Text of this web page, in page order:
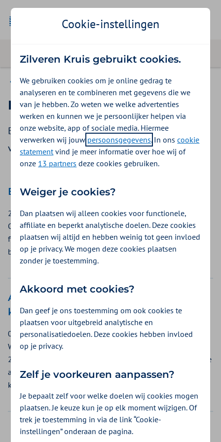
Uw zorgsoort
Nieuws
Bekijk het laatste nieuws voor aanbieders
van zintuiglijk gehandicaptenzorg.
Betaaltekst FBTO verandert
28-05-2026
Op 29 mei 2026 stappen we deels over op een vernieuwd
financieel systeem. We leggen graag uit wat dit voor u
betekent.
Aanpassing Stoppen met Roken bij
ketenzorg
02-04-2026
We informeren u over een aanpassing in het inkoopbeleid
2026 Stoppen met Roken. De tekst is verduidelijkt, omdat de
aanspraak is uitgebreid naar maximaal 3 vergoedingen per
kalenderjaar.
Cookie-instellingen
Zilveren Kruis gebruikt cookies.
We gebruiken cookies om je online gedrag te
analyseren en te combineren met gegevens die we
van je hebben. Zo weten we welke advertenties
werken en kunnen we je persoonlijker helpen via
onze website, app of sociale media. Hiermee
verwerken wij jouw persoonsgegevens. In onscookie
statementvind je meer informatie over hoe wij of
onze 13 partners deze cookies gebruiken.
Weiger je cookies?
Dan plaatsen wij alleen cookies voor functionele,
affiliate en beperkt analytische doelen. Deze cookies
plaatsen wij altijd en hebben weinig tot geen invloed
op je privacy. We mogen deze cookies plaatsen
zonder je toestemming.
Akkoord met cookies?
Dan geef je ons toestemming om ook cookies te
plaatsen voor uitgebreid analytische en
personalisatiedoelen. Deze cookies hebben invloed
op je privacy.
Zelf je voorkeuren aanpassen?
Je bepaalt zelf voor welke doelen wij cookies mogen
plaatsen. Je keuze kun je op elk moment wijzigen. Of
trek je toestemming in via de link “Cookie-
instellingen” onderaan de pagina.